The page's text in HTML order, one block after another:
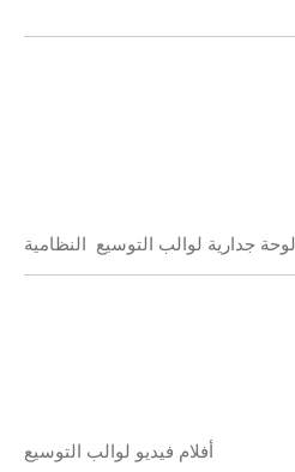
لوحة جدارية لوالب التوسيع النظامية
أفلام فيديو لوالب التوسيع